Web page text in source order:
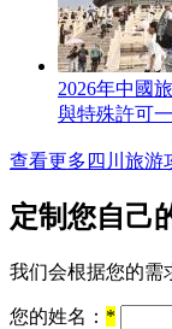
2026年中國
與特殊許可
查看更多四川旅游
定制您自己
我们会根据您的需
您的姓名： *